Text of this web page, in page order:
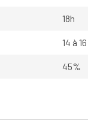
18h
14 à
45%